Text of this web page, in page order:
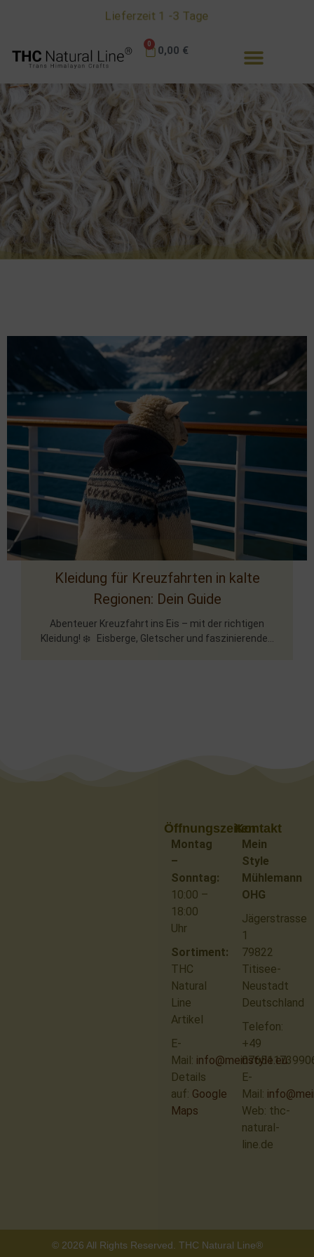
Lieferzeit 1 -3 Tage
0,00 €
0
Kleidung für Kreuzfahrten in kalte
Regionen: Dein Guide
Abenteuer Kreuzfahrt ins Eis – mit der richtigen
Kleidung! ❄️ Eisberge, Gletscher und faszinierende...
Kontakt
Mein
Style
Mühlemann
OHG
Jägerstrasse
1
79822
Titisee-
Neustadt
Deutschland
Telefon:
+49
E-
Mail:
Web: thc-
natural-
line.de
Öffnungszeiten
Montag
–
Sonntag:
10:00 –
18:00
Uhr
Sortiment:
THC
Natural
Line
Artikel
E-
Mail: info@meinstyle.eu
Details
auf: Google
Maps
© 2026 All Rights Reserved. THC Natural Line®